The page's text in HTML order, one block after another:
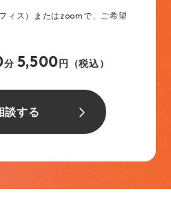
ィス）またはzoomで、ご希望
分 5,500円（税込）
談する